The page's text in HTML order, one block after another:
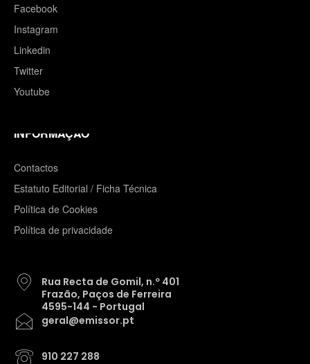
Facebook
Instagram
Linkedin
Twitter
Youtube
INFORMAÇÃO
Contactos
Estatuto Editorial / Ficha Técnica
Política de Cookies
Política de privacidade
Rua Recta de Gomil, n.º 401
Frazão, Paços de Ferreira
4595-144 - Portugal
geral@emissor.pt
910 227 288